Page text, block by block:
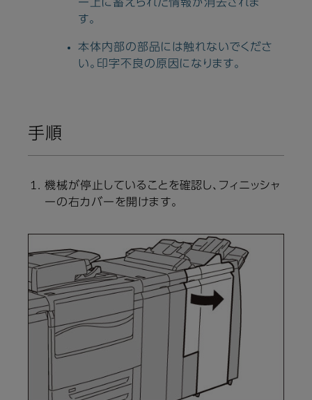
ー上に蓄えられた情報が消去されま
す。
本体内部の部品には触れないでくださ
い。印字不良の原因になります。
手順
機械が停止していることを確認し、フィニッシャ
ーの右カバーを開けます。